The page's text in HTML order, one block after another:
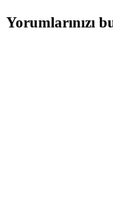
Yorumlarınızı